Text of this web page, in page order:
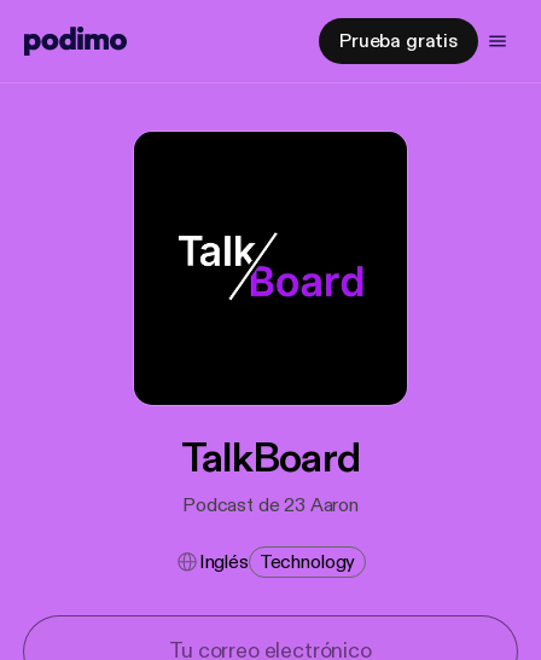
Prueba gratis
TalkBoard
Podcast de 23 Aaron
Inglés Technology